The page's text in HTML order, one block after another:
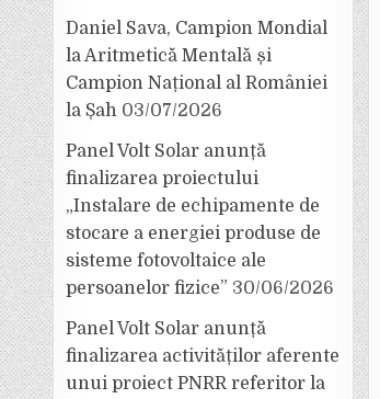
Daniel Sava, Campion Mondial
la Aritmetică Mentală și
Campion Național al României
la Șah 03/07/2026
Panel Volt Solar anunță
finalizarea proiectului
„Instalare de echipamente de
stocare a energiei produse de
sisteme fotovoltaice ale
persoanelor fizice” 30/06/2026
Panel Volt Solar anunță
finalizarea activităților aferente
unui proiect PNRR referitor la